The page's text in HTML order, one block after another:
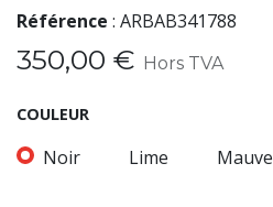
Référence : ARBAB341788
350,00 € Hors TVA
COULEUR
Noir Lime Mauve